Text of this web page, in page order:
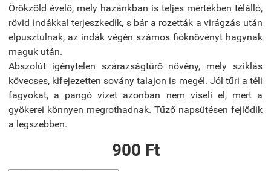
Örökzöld évelő, mely hazánkban is teljes mértékben télálló,
rövid indákkal terjeszkedik, s bár a rozetták a virágzás után
elpusztulnak, az indák végén számos fióknövényt hagynak
maguk után.
Abszolút igénytelen szárazságtűrő növény, mely sziklás
kövecses, kifejezetten sovány talajon is megél. Jól tűri a téli
fagyokat, a pangó vizet azonban nem viseli el, mert a
gyökerei könnyen megrothadnak. Tűző napsütésen fejlődik
a legszebben.
900 Ft